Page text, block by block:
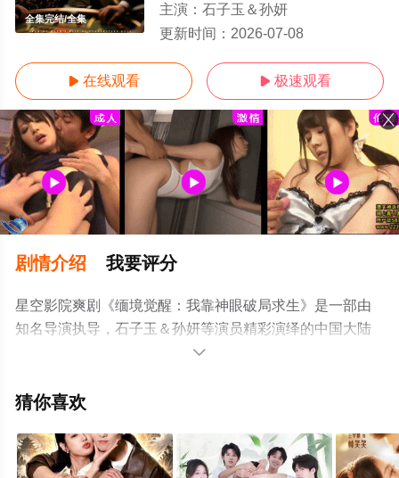
全集完结/全集
主演： 石子玉＆孙妍
更新时间： 2026-07-08
 在线观看  极速观看
剧情介绍 我要评分
星空影院爽剧《缅境觉醒：我靠神眼破局求生》是一部由
知名导演执导，石子玉＆孙妍等演员精彩演绎的中国大陆
电视剧，大结局剧情已揭晓（全集完结），手机免费观看
信息可移步至豆瓣电视剧、电视猫或剧情网等平台了解。

猜你喜欢